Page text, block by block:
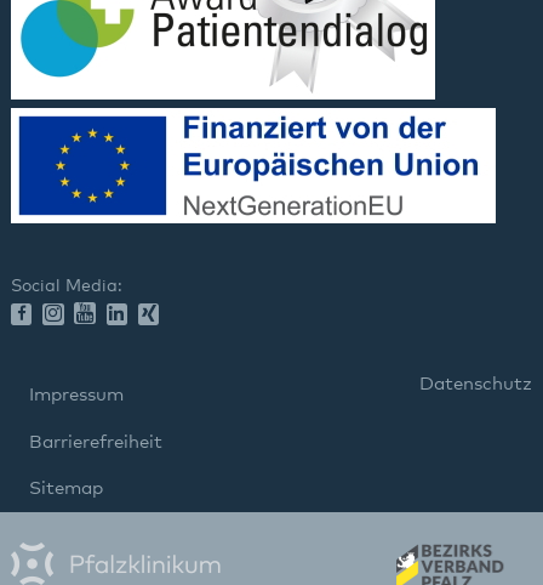
Social Media:
Impressum
Datenschutz
Barrierefreiheit
Sitemap